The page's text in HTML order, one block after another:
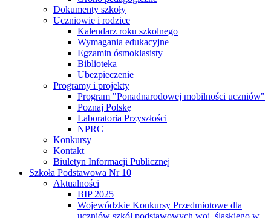
Dokumenty szkoły
Uczniowie i rodzice
Kalendarz roku szkolnego
Wymagania edukacyjne
Egzamin ósmoklasisty
Biblioteka
Ubezpieczenie
Programy i projekty
Program "Ponadnarodowej mobilności uczniów"
Poznaj Polskę
Laboratoria Przyszłości
NPRC
Konkursy
Kontakt
Biuletyn Informacji Publicznej
Szkoła Podstawowa Nr 10
Aktualności
BIP 2025
Wojewódzkie Konkursy Przedmiotowe dla
uczniów szkół podstawowych woj. śląskiego w